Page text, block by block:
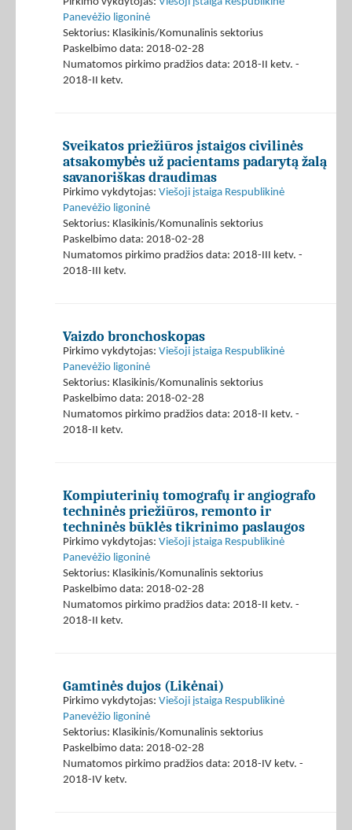
Panevėžio ligoninė
Sektorius: Klasikinis/Komunalinis sektorius
Paskelbimo data: 2018-02-28
Numatomos pirkimo pradžios data: 2018-II ketv. -
2018-II ketv.
Sveikatos priežiūros įstaigos civilinės
atsakomybės už pacientams padarytą žalą
savanoriškas draudimas
Pirkimo vykdytojas: Viešoji įstaiga Respublikinė
Panevėžio ligoninė
Sektorius: Klasikinis/Komunalinis sektorius
Paskelbimo data: 2018-02-28
Numatomos pirkimo pradžios data: 2018-III ketv. -
2018-III ketv.
Vaizdo bronchoskopas
Pirkimo vykdytojas: Viešoji įstaiga Respublikinė
Panevėžio ligoninė
Sektorius: Klasikinis/Komunalinis sektorius
Paskelbimo data: 2018-02-28
Numatomos pirkimo pradžios data: 2018-II ketv. -
2018-II ketv.
Kompiuterinių tomografų ir angiografo
techninės priežiūros, remonto ir
techninės būklės tikrinimo paslaugos
Pirkimo vykdytojas: Viešoji įstaiga Respublikinė
Panevėžio ligoninė
Sektorius: Klasikinis/Komunalinis sektorius
Paskelbimo data: 2018-02-28
Numatomos pirkimo pradžios data: 2018-II ketv. -
2018-II ketv.
Gamtinės dujos (Likėnai)
Pirkimo vykdytojas: Viešoji įstaiga Respublikinė
Panevėžio ligoninė
Sektorius: Klasikinis/Komunalinis sektorius
Paskelbimo data: 2018-02-28
Numatomos pirkimo pradžios data: 2018-IV ketv. -
2018-IV ketv.